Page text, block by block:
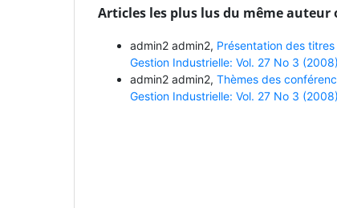
Articles les plus lus du même auteur
admin2 admin2, Présentation des
Gestion Industrielle: Vol. 27 No 3 (2008)
admin2 admin2, Thèmes des
Gestion Industrielle: Vol. 27 No 3 (2008)